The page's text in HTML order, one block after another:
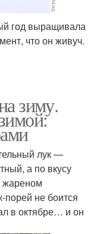
год выращивала
что он живуч.
зиму.
лук —
а по вкусу
жареном
не боится
в октябре… и он